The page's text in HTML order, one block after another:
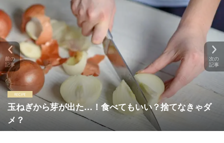
玉ねぎから芽が出た…！食べてもいい？捨てなきゃダ
メ？
前の
記事
次の
記事